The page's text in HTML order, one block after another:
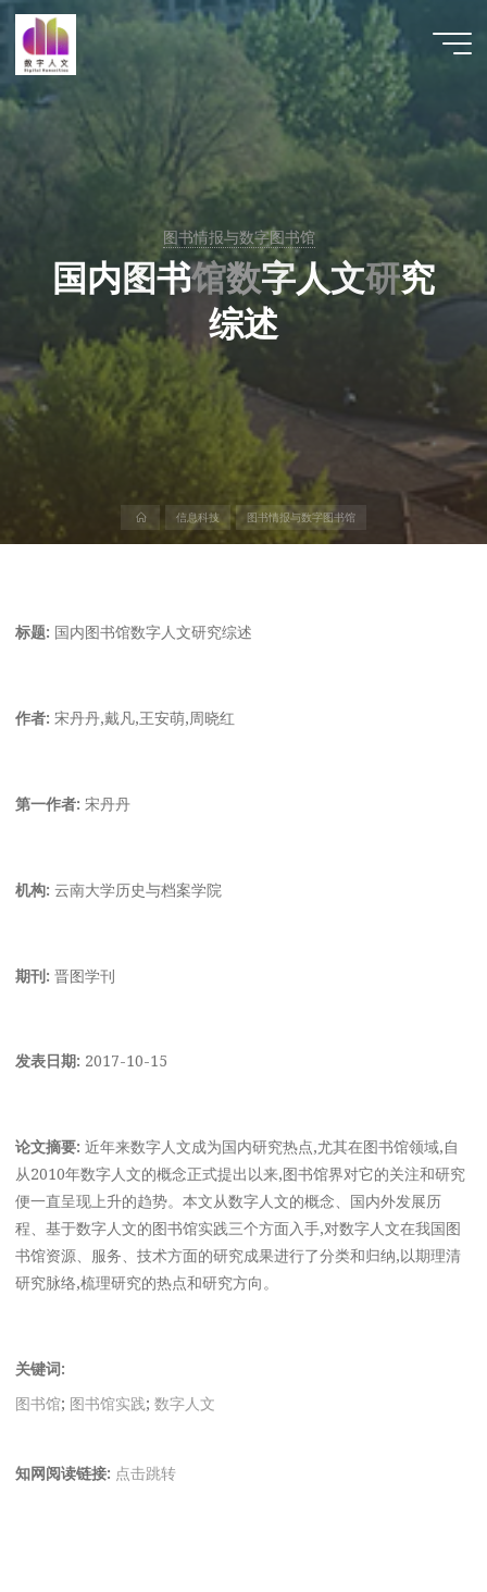
容
DHCN
图书情报与数字图书馆
国内图书馆数字人文研究
综述
页
信息科技 图书情报与数字图书馆
标题: 国内图书馆数字人文研究综述
作者: 宋丹丹,戴凡,王安萌,周晓红
第一作者: 宋丹丹
机构: 云南大学历史与档案学院
期刊: 晋图学刊
发表日期: 2017-10-15
论文摘要: 近年来数字人文成为国内研究热点,尤其在图书馆领域,自
从2010年数字人文的概念正式提出以来,图书馆界对它的关注和研究
便一直呈现上升的趋势。本文从数字人文的概念、国内外发展历
程、基于数字人文的图书馆实践三个方面入手,对数字人文在我国图
书馆资源、服务、技术方面的研究成果进行了分类和归纳,以期理清
研究脉络,梳理研究的热点和研究方向。
关键词:
图书馆; 图书馆实践;数字人文
知网阅读链接: 点击跳转